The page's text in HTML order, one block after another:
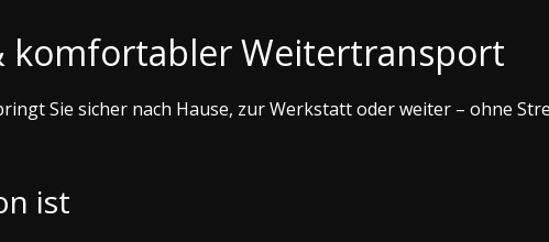
komfortabler Weitertransport
Sie sicher nach Hause, zur Werkstatt oder weiter – ohne
ist